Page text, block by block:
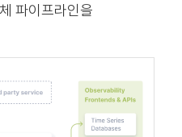
파이프라인을